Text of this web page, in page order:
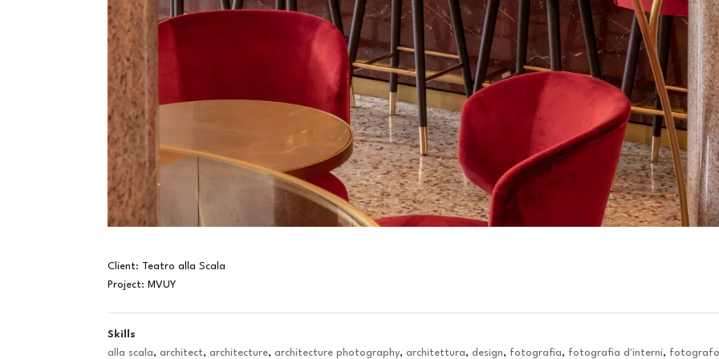
Client: Teatro alla Scala
Project: MVUY
Skills
alla scala, architect, architecture, architecture photography, architettura, design, fotografia, fotografia d'interni,